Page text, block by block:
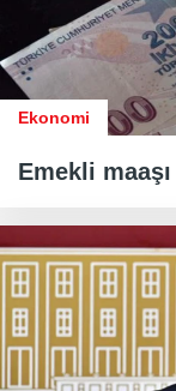
Ekonomi
Emekli